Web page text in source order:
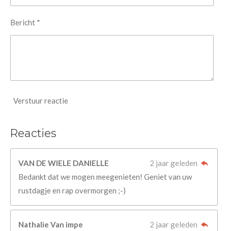
Bericht *
Verstuur reactie
Reacties
VAN DE WIELE DANIELLE
2 jaar geleden
Bedankt dat we mogen meegenieten! Geniet van uw
rustdagje en rap overmorgen ;-)
Nathalie Van impe
2 jaar geleden